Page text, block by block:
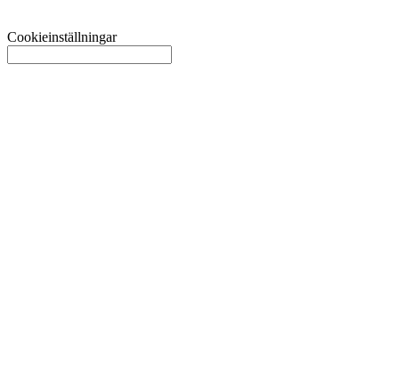
Cookieinställningar